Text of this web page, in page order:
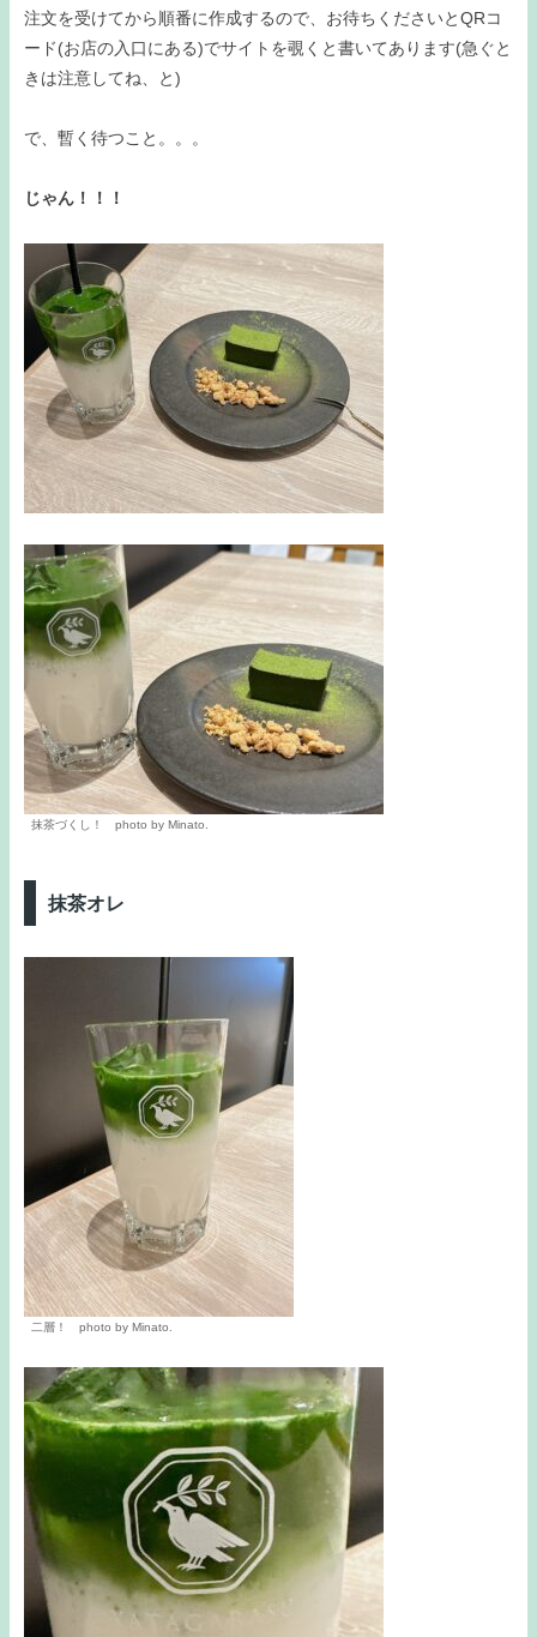
注文を受けてから順番に作成するので、お待ちくださいとQRコ
ード(お店の入口にある)でサイトを覗くと書いてあります(急ぐと
きは注意してね、と)
で、暫く待つこと。。。
じゃん！！！
抹茶づくし！ photo by Minato.
抹茶オレ
二層！ photo by Minato.